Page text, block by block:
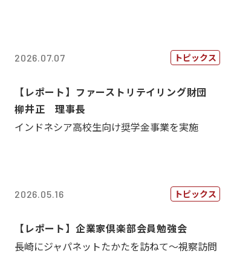
2026.07.07 トピックス
【レポート】ファーストリテイリング財団
柳井正 理事長
インドネシア高校生向け奨学金事業を実施
2026.05.16 トピックス
【レポート】企業家倶楽部会員勉強会
長崎にジャパネットたかたを訪ねて～視察訪問